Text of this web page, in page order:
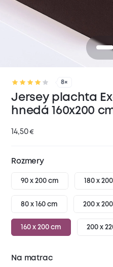
8×
Jersey plachta
hnedá 160x200
14,50€
Rozmery
90 x 200 cm 180 x
80 x 160 cm 200 x
160 x 200 cm 200 x
Na matrac